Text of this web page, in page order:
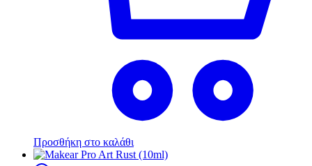
Προσθήκη στο καλάθι